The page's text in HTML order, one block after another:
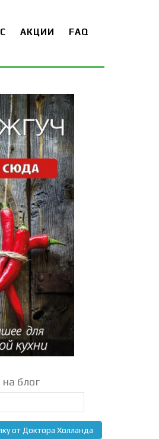
АКЦИИ FAQ
блог
от Доктора Холланда